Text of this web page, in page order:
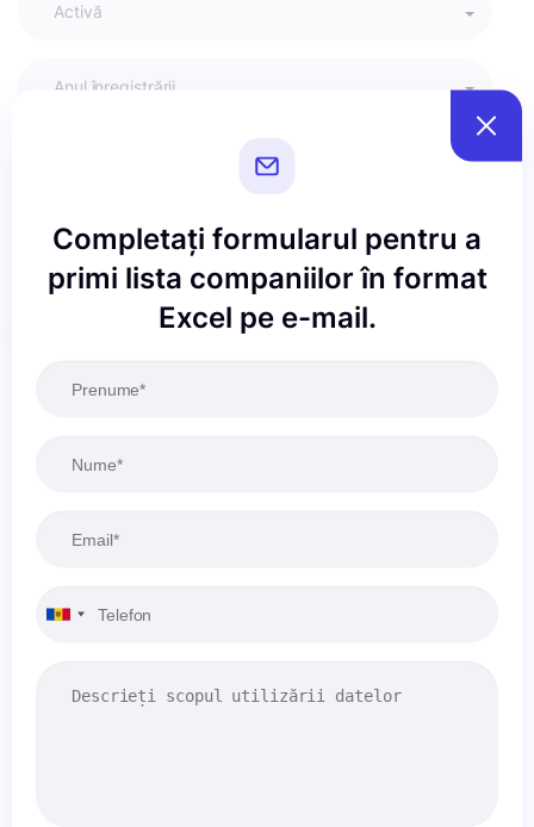
Activă
Anul înregistrării
Aplicați
Completați formularul pentru a
primi lista companiilor în format
Excel pe e-mail.